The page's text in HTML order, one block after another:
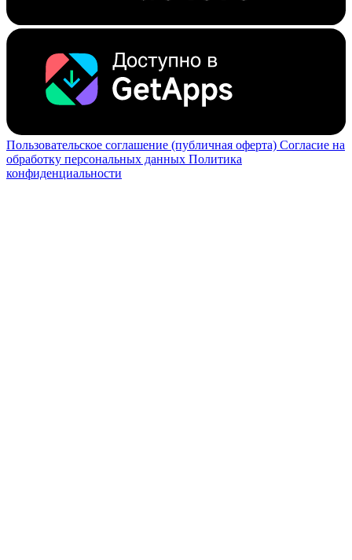
Пользовательское соглашение (публичная оферта) Согласие на
обработку персональных данных Политика
конфиденциальности